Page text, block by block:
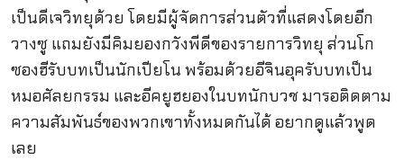
เป็นดีเจวิทยุด้วย โดยมีผู้จัดการส่วนตัวที่แสดงโดยอีก
วางซู แถมยังมีคิมยองกวังพีดีของรายการวิทยุ ส่วนโก
ซองฮีรับบทเป็นนักเปียโน พร้อมด้วยอีจินอุครับบทเป็น
หมอศัลยกรรม และอีคยูฮยองในบทนักบวช มารอติดตาม
ความสัมพันธ์ของพวกเขาทั้งหมดกันได้ อยากดูแล้วพูด
เลย